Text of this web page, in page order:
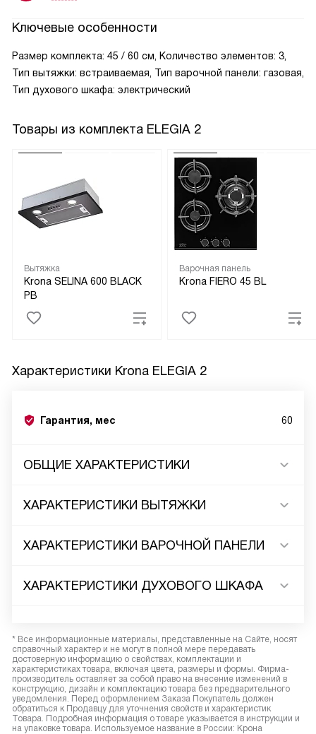
Ключевые особенности
Размер комплекта: 45 / 60 см, Количество элементов: 3,
Тип вытяжки: встраиваемая, Тип варочной панели: газовая,
Тип духового шкафа: электрический
Товары из комплекта ELEGIA 2
Вытяжка
Krona SELINA 600 BLACK
PB
Варочная панель
Krona FIERO 45 BL
Характеристики Krona ELEGIA 2
Гарантия, мес 60
ОБЩИЕ ХАРАКТЕРИСТИКИ
ХАРАКТЕРИСТИКИ ВЫТЯЖКИ
ХАРАКТЕРИСТИКИ ВАРОЧНОЙ ПАНЕЛИ
ХАРАКТЕРИСТИКИ ДУХОВОГО ШКАФА
* Все информационные материалы, представленные на Сайте, носят
справочный характер и не могут в полной мере передавать
достоверную информацию о свойствах, комплектации и
характеристиках товара, включая цвета, размеры и формы. Фирма-
производитель оставляет за собой право на внесение изменений в
конструкцию, дизайн и комплектацию товара без предварительного
уведомления. Перед оформлением Заказа Покупатель должен
обратиться к Продавцу для уточнения свойств и характеристик
Товара. Подробная информация о товаре указывается в инструкции и
на упаковке товара. Используемое название в России: Крона